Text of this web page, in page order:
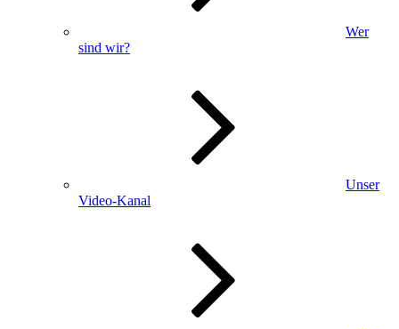
Wer
sind wir?
Unser
Video-Kanal